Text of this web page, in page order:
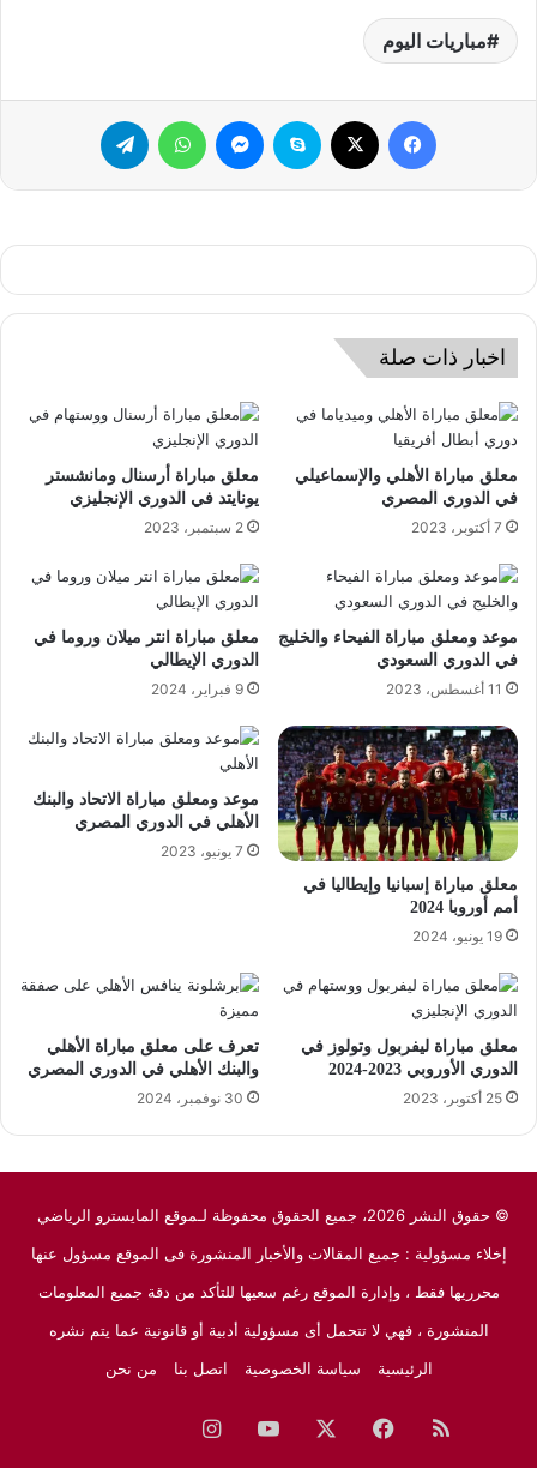
مباريات اليوم
فيسبوك سكايب ماسنجر واتساب
اخبار ذات صلة
معلق مباراة الأهلي والإسماعيلي
في الدوري المصري
7 أكتوبر، 2023
معلق مباراة أرسنال ومانشستر
يونايتد في الدوري الإنجليزي
2 سبتمبر، 2023
موعد ومعلق مباراة الفيحاء والخليج
في الدوري السعودي
11 أغسطس، 2023
معلق مباراة انتر ميلان وروما في
الدوري الإيطالي
9 فبراير، 2024
معلق مباراة إسبانيا وإيطاليا في
أمم أوروبا 2024
19 يونيو، 2024
موعد ومعلق مباراة الاتحاد والبنك
الأهلي في الدوري المصري
7 يونيو، 2023
معلق مباراة ليفربول وتولوز في
الدوري الأوروبي 2023-2024
25 أكتوبر، 2023
تعرف على معلق مباراة الأهلي
والبنك الأهلي في الدوري المصري
30 نوفمبر، 2024
© حقوق النشر 2026، جميع الحقوق محفوظة لـموقع المايسترو الرياضي
إخلاء مسؤولية : جميع المقالات والأخبار المنشورة فى الموقع مسؤول عنها
محرريها فقط ، وإدارة الموقع رغم سعيها للتأكد من دقة جميع المعلومات
المنشورة ، فهي لا تتحمل أى مسؤولية أدبية أو قانونية عما يتم نشره
الرئيسية
سياسة الخصوصية اتصل بنا من نحن
ملخصفيسبوك ‫YouTubeانستقرام